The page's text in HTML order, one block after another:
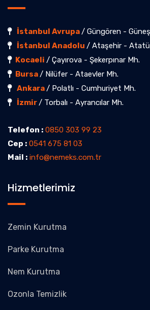
İstanbul Avrupa/ Güngören -
İstanbul Anadolu / Ataşehir -
Kocaeli / Çayırova - Şekerpınar Mh.
Bursa/ Nilüfer - Ataevler Mh.
Ankara/ Polatlı - Cumhuriyet Mh.
İzmir/ Torbalı - Ayrancılar Mh.
Telefon : 0850 303 99 23
Cep : 0541 675 81 03
Mail : info@nemeks.com.tr
Hizmetlerimiz
Zemin Kurutma
Parke Kurutma
Nem Kurutma
Ozonla Temizlik